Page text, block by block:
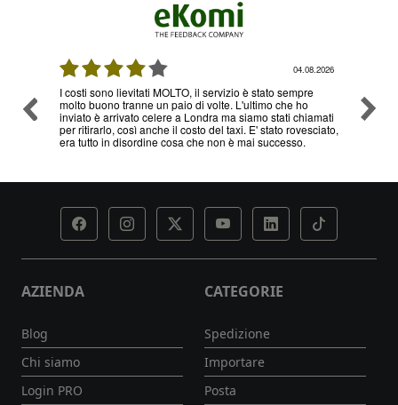
04.08.2026
I costi sono lievitati MOLTO, il servizio è stato sempre
molto buono tranne un paio di volte. L'ultimo che ho
inviato è arrivato celere a Londra ma siamo stati chiamati
per ritirarlo, così anche il costo del taxi. E' stato rovesciato,
era tutto in disordine cosa che non è mai successo.
AZIENDA
Blog
Chi siamo
Login PRO
CATEGORIE
Spedizione
Importare
Posta